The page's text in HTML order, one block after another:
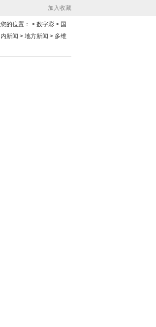
加入收藏
您的位置： > 数字彩 > 国
内新闻 > 地方新闻 > 多维